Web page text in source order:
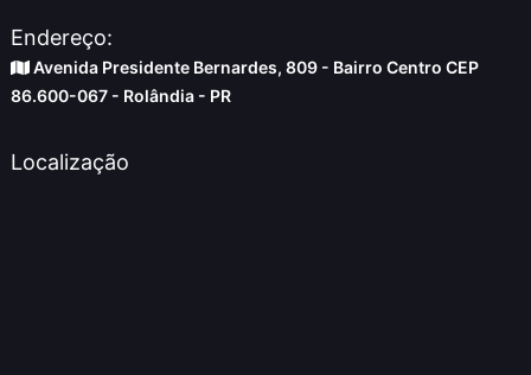
Endereço:
Avenida Presidente Bernardes, 809 - Bairro Centro CEP
86.600-067 - Rolândia - PR
Localização